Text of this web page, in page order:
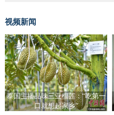
视频新闻
泰国主播品味三亚榴莲：“吃第一
口就想起家乡”